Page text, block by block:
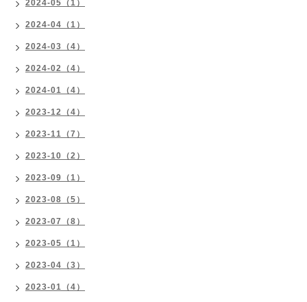
2024-05（1）
2024-04（1）
2024-03（4）
2024-02（4）
2024-01（4）
2023-12（4）
2023-11（7）
2023-10（2）
2023-09（1）
2023-08（5）
2023-07（8）
2023-05（1）
2023-04（3）
2023-01（4）